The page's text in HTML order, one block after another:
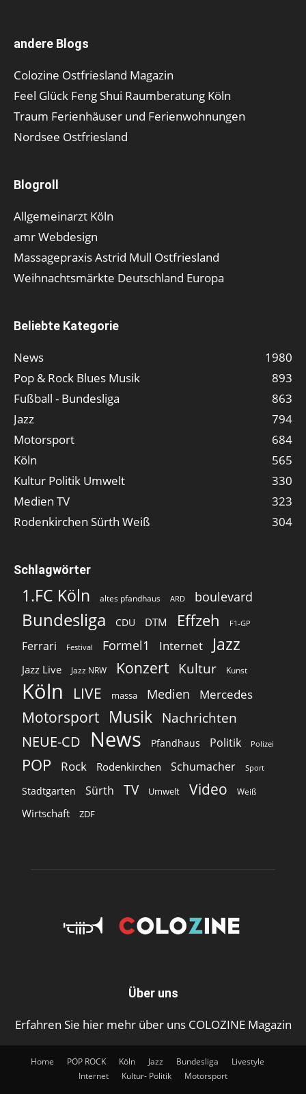
andere Blogs
Colozine Ostfriesland Magazin
Feel Glück Feng Shui Raumberatung Köln
Traum Ferienhäuser und Ferienwohnungen
Nordsee Ostfriesland
Blogroll
Allgemeinarzt Köln
amr Webdesign
Massagepraxis Astrid Mull Ostfriesland
Weihnachtsmärkte Deutschland Europa
Beliebte Kategorie
News
1980
Pop & Rock Blues Musik
893
Fußball - Bundesliga
863
Jazz
794
Motorsport
684
Köln
565
Kultur Politik Umwelt
330
Medien TV
323
Rodenkirchen Sürth Weiß
304
Schlagwörter
1.FC Köln altes pfandhaus ARD boulevard
Bundesliga CDU DTM Effzeh F1-GP
Ferrari Festival Formel1 Internet Jazz
Jazz Live Jazz NRW Konzert Kultur Kunst
Köln LIVE massa Medien Mercedes
Motorsport Musik Nachrichten
NEUE-CD
News Pfandhaus Politik Polizei
POP Rock Rodenkirchen Schumacher Sport
Stadtgarten Sürth TV Umwelt Video Weiß
Wirtschaft ZDF
Über uns
Erfahren Sie hier mehr über uns COLOZINE Magazin
Home POP ROCK Köln Jazz Bundesliga
Livestyle
Internet
Kultur- Politik Motorsport